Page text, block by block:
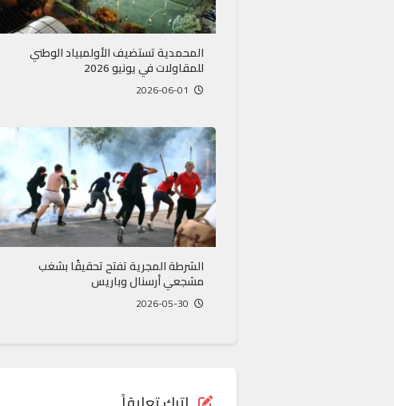
المحمدية تستضيف الأولمبياد الوطني
للمقاولات في يونيو 2026
الشرطة المجرية تفتح تحقيقًا بشغب
مشجعي أرسنال وباريس